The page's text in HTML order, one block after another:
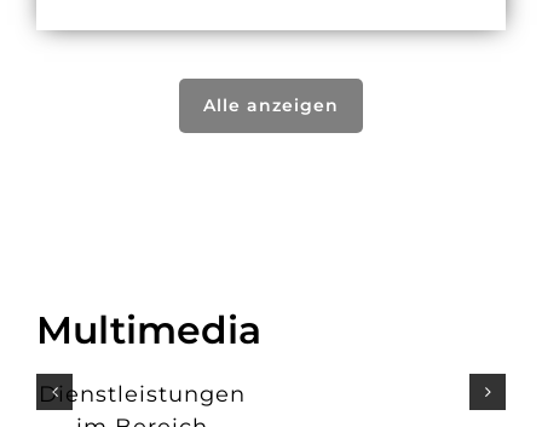
Alle anzeigen
Multimedia
Dienstleistungen